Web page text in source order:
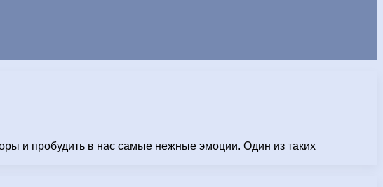
и пробудить в нас самые нежные эмоции. Один из таких